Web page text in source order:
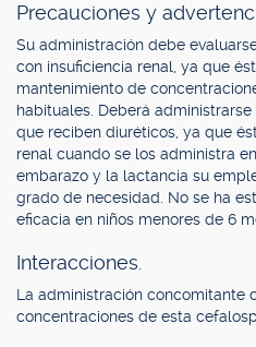
Precauciones y
Su administración debe
con insuficiencia renal, ya que
mantenimiento de
habituales. Deberá
que reciben diuréticos, ya que
renal cuando se los administra
embarazo y la lactancia su
grado de necesidad. No se ha
eficacia en niños menores de 6
Interacciones.
La administración concomitante
concentraciones de esta